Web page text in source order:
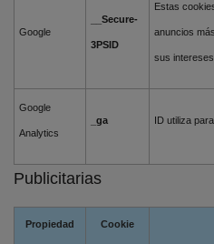
Google
__Secure-
3PSID
Estas
anuncios
sus intereses.
Google
Analytics
_ga ID utiliza
Publicitarias
Propiedad Cookie